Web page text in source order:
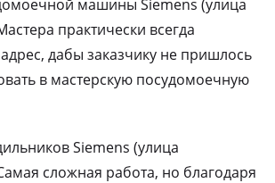
машины Siemens (улица
практически всегда
дабы заказчику не пришлось
в мастерскую посудомоечную
Siemens (улица
сложная работа, но благодаря